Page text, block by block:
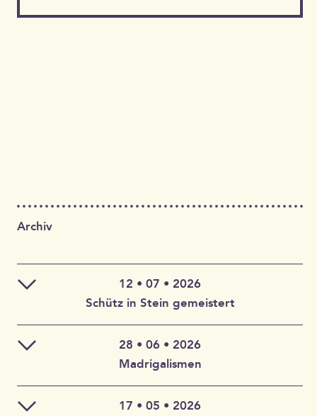
Archiv
Schütz in Stein gemeistert
12 • 07 • 2026
Claudia Wahlbuhl – Violine, Bratsche, Gambe, Gesang |
Thomas Wahlbuhl – Akkordeon, Gesang | Jan Geisler –
Klarinette, Saxophon, Gesang | Holger Vandrich –
Gitarre, Gesang | Stefan Garthoff – Gesang, Melodica |
Madrigalismen
28 • 06 • 2026
17 • 05 • 2026